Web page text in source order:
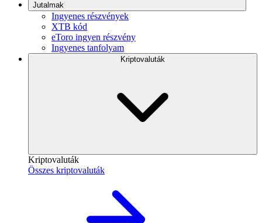
Jutalmak
Ingyenes részvények
XTB kód
eToro ingyen részvény
Ingyenes tanfolyam
Kriptovaluták
Összes kriptovaluták